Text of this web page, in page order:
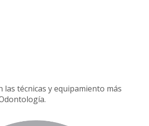
las técnicas y equipamiento más